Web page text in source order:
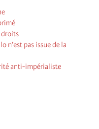
droits
n’est pas issue de la
anti-impérialiste